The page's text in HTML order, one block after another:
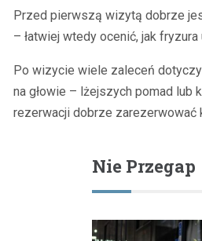
Przed pierwszą wizytą dobrze
– łatwiej wtedy ocenić, jak
Po wizycie wiele zaleceń
na głowie – lżejszych pomad lub
rezerwacji dobrze zarezerwować
Nie Przegap